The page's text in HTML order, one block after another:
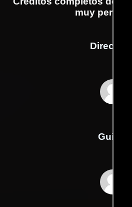
muy
Dirección
Guión